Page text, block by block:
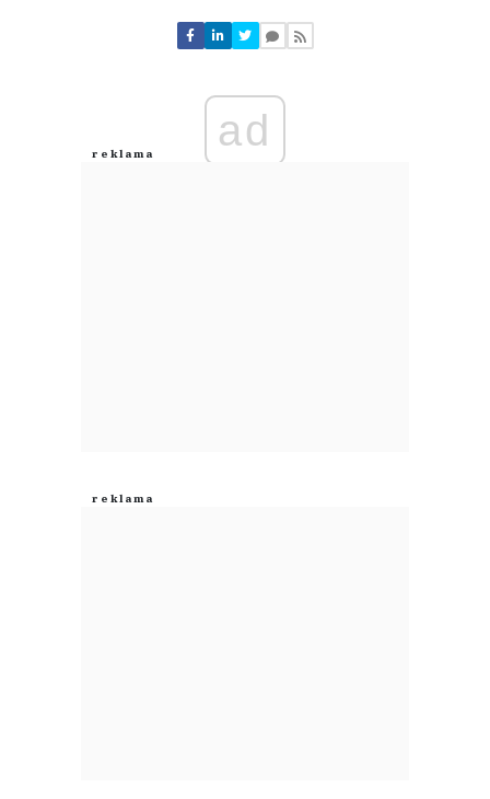
Nie znaleziono komentarzy
Zostaw swoje komentarze
Anuluj
ad